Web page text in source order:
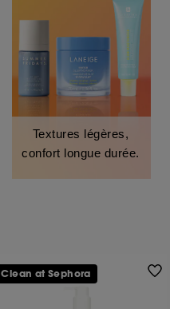
Textures légères,
confort longue durée.
Clean at Sephora